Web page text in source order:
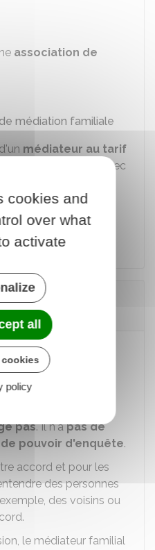
association de
médiation familiale
médiateur au tarif
prendre contact avec
familiales (Caf)
la médiation
se faire
ou
judiciaire).
la médiation a été
pas. Il n'apas de
pouvoir d'enquête.
accord et pour les
des personnes
des voisins ou
le médiateur familial
cookies and
over what
activate
all
cookies
policy